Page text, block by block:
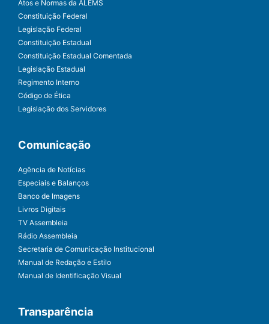
Atos e Normas da ALEMS
Constituição Federal
Legislação Federal
Constituição Estadual
Constituição Estadual Comentada
Legislação Estadual
Regimento Interno
Código de Ética
Legislação dos Servidores
Comunicação
Agência de Notícias
Especiais e Balanços
Banco de Imagens
Livros Digitais
TV Assembleia
Rádio Assembleia
Secretaria de Comunicação Institucional
Manual de Redação e Estilo
Manual de Identificação Visual
Transparência